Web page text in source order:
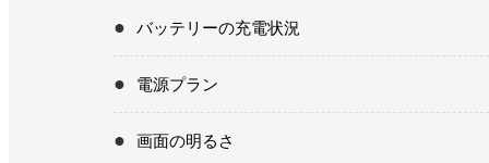
バッテリーの充電状況
電源プラン
画面の明るさ